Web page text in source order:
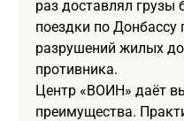
раз доставлял грузы
поездки по
разрушений жилых
противника.
Центр «ВОИН» даёт
преимущества.